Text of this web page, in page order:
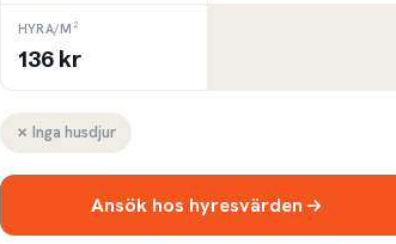
HYRA/M²
136 kr
✗ Inga husdjur
Ansök hos hyresvärden